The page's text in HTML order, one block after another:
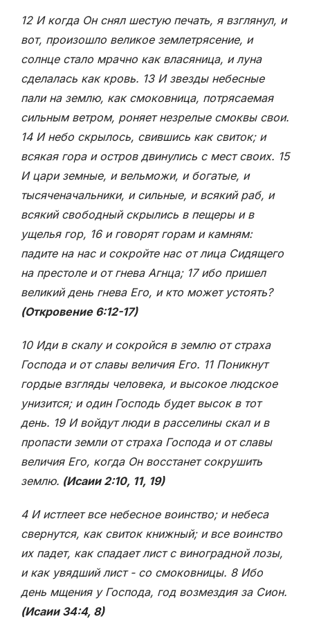
12 И когда Он снял шестую печать, я взглянул, и
вот, произошло великое землетрясение, и
солнце стало мрачно как власяница, и луна
сделалась как кровь. 13 И звезды небесные
пали на землю, как смоковница, потрясаемая
сильным ветром, роняет незрелые смоквы свои.
14 И небо скрылось, свившись как свиток; и
всякая гора и остров двинулись с мест своих. 15
И цари земные, и вельможи, и богатые, и
тысяченачальники, и сильные, и всякий раб, и
всякий свободный скрылись в пещеры и в
ущелья гор, 16 и говорят горам и камням:
падите на нас и сокройте нас от лица Сидящего
на престоле и от гнева Агнца; 17 ибо пришел
великий день гнева Его, и кто может устоять?
(Откровение 6:12-17)
10 Иди в скалу и сокройся в землю от страха
Господа и от славы величия Его. 11 Поникнут
гордые взгляды человека, и высокое людское
унизится; и один Господь будет высок в тот
день. 19 И войдут люди в расселины скал и в
пропасти земли от страха Господа и от славы
величия Его, когда Он восстанет сокрушить
землю. (Исаии 2:10, 11, 19)
4 И истлеет все небесное воинство; и небеса
свернутся, как свиток книжный; и все воинство
их падет, как спадает лист с виноградной лозы,
и как увядший лист - со смоковницы. 8 Ибо
день мщения у Господа, год возмездия за Сион.
(Исаии 34:4, 8)